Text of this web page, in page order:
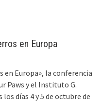
en Europa
en Europa», la conferencia
Paws y el Instituto G.
días 4 y 5 de octubre de